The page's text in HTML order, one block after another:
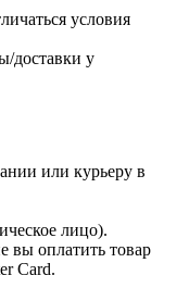
условия
доставки у
или курьеру в
лицо).
вы оплатить товар
Card.